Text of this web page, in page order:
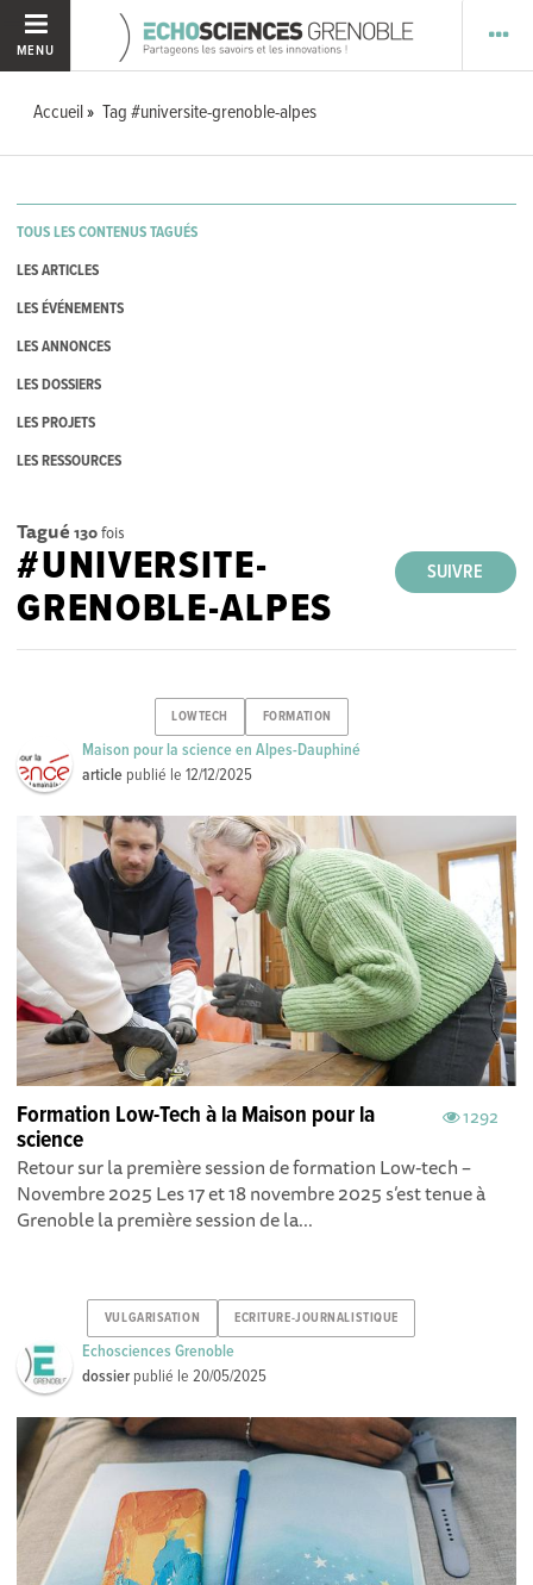
MENU
Accueil Tag #universite-grenoble-alpes
TOUS LES CONTENUS TAGUÉS
LES ARTICLES
LES ÉVÉNEMENTS
LES ANNONCES
LES DOSSIERS
LES PROJETS
LES RESSOURCES
Tagué 130fois
SUIVRE
#UNIVERSITE-
GRENOBLE-ALPES
LOWTECH FORMATION
Maison pour la science en Alpes-Dauphiné
article publié le12/12/2025
1292
Formation Low-Tech à la Maison pour la
science
Retour sur la première session de formation Low-tech –
Novembre 2025 Les 17 et 18 novembre 2025 s’est tenue à
Grenoble la première session de la...
VULGARISATION ECRITURE-JOURNALISTIQUE
Echosciences Grenoble
dossier publié le20/05/2025